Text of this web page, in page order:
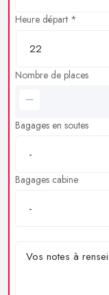
Heure départ *
Nombre de places
Bagages en soutes
Bagages cabine